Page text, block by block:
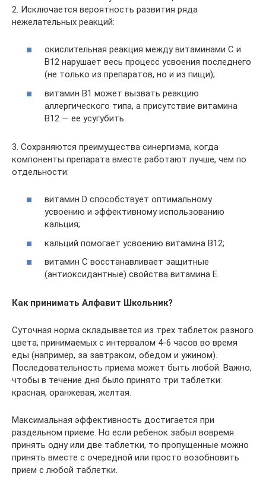
2. Исключается вероятность развития ряда
нежелательных реакций:
окислительная реакция между витаминами С и
B12 нарушает весь процесс усвоения последнего
(не только из препаратов, но и из пищи);
витамин B1 может вызвать реакцию
аллергического типа, а присутствие витамина
B12 — ее усугубить.
3. Сохраняются преимущества синергизма, когда
компоненты препарата вместе работают лучше, чем по
отдельности:
витамин D способствует оптимальному
усвоению и эффективному использованию
кальция;
кальций помогает усвоению витамина B12;
витамин С восстанавливает защитные
(антиоксидантные) свойства витамина Е.
Как принимать Алфавит Школьник?
Суточная норма складывается из трех таблеток разного
цвета, принимаемых с интервалом 4-6 часов во время
еды (например, за завтраком, обедом и ужином).
Последовательность приема может быть любой. Важно,
чтобы в течение дня было принято три таблетки:
красная, оранжевая, желтая.
Максимальная эффективность достигается при
раздельном приеме. Но если ребенок забыл вовремя
принять одну или две таблетки, то пропущенные можно
принять вместе с очередной или просто возобновить
прием с любой таблетки.